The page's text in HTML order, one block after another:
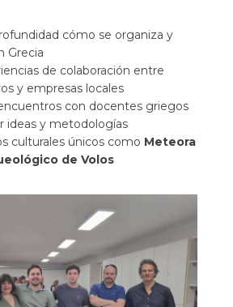
cómo se organiza y
Grecia
de colaboración entre
y empresas locales
con docentes griegos
ideas y metodologías
culturales únicos como Meteora
de Volos